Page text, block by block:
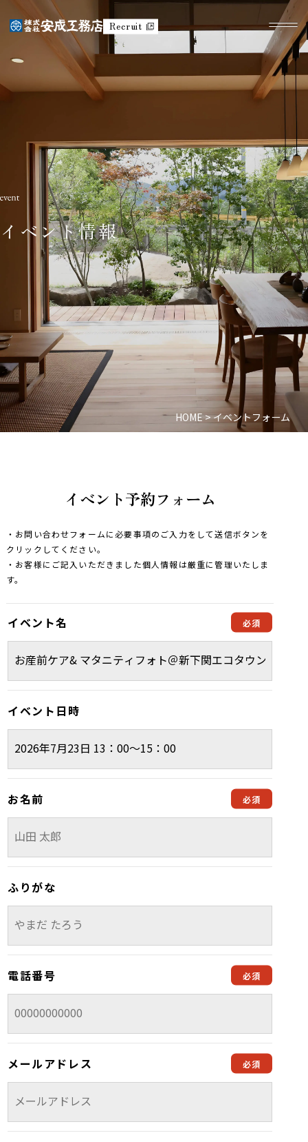
Recruit
イベント情報
HOME >イベントフォーム
イベント予約フォーム
・お問い合わせフォームに必要事項のご入力をして送信ボタンを
クリックしてください。
・お客様にご記入いただきました個人情報は厳重に管理いたしま
す。
イベント名
イベント日時
お名前
ふりがな
電話番号
メールアドレス